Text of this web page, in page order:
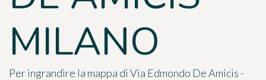
MILANO
Per ingrandire la mappa di Via Edmondo De Amicis -